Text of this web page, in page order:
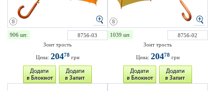
906 шт.
8756-03
Зонт трость
Цена: 20478грн
1039 шт.
8756-02
Зонт трость
Цена: 20478грн